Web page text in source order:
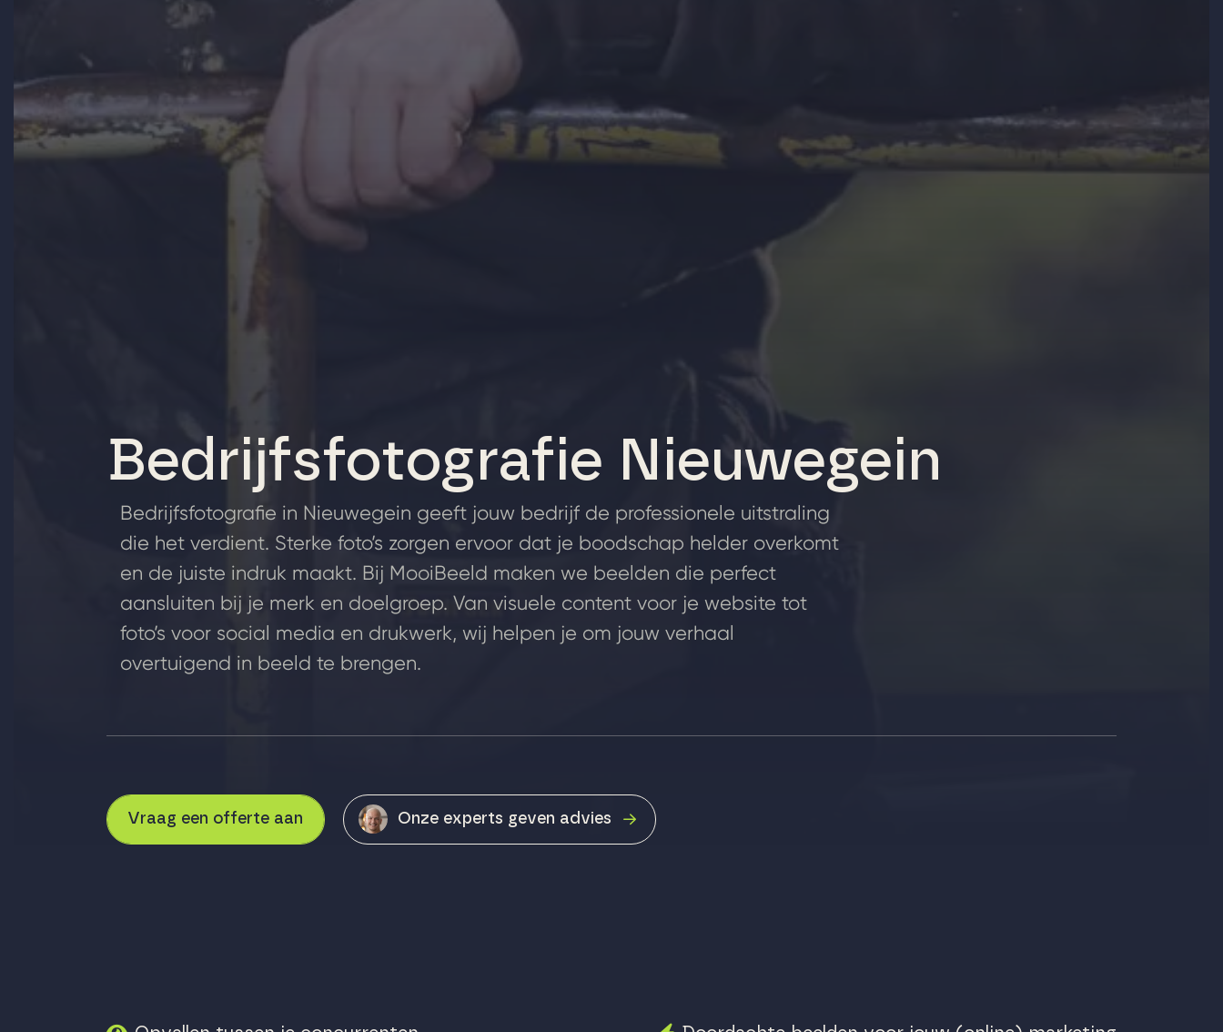
Bedrijfsfotografie Nieuwegein
Bedrijfsfotografie in Nieuwegein geeft jouw bedrijf de professionele uitstraling
die het verdient. Sterke foto’s zorgen ervoor dat je boodschap helder overkomt
en de juiste indruk maakt. Bij MooiBeeld maken we beelden die perfect
aansluiten bij je merk en doelgroep. Van visuele content voor je website tot
foto’s voor social media en drukwerk, wij helpen je om jouw verhaal
overtuigend in beeld te brengen.
Vraag een offerte aan Onze experts geven advies